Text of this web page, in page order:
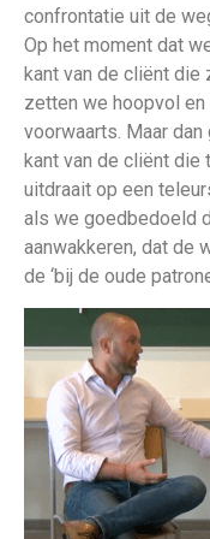
confrontatie uit de
Op het moment dat
kant van de cliënt die
zetten we hoopvol
voorwaarts. Maar
kant van de cliënt
uitdraait op een
als we goedbedoeld
aanwakkeren, dat de
de ‘bij de oude